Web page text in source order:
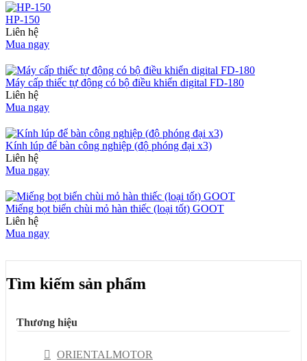
HP-150
Liên hệ
Mua ngay
Máy cấp thiếc tự động có bộ điều khiển digital FD-180
Liên hệ
Mua ngay
Kính lúp để bàn công nghiệp (độ phóng đại x3)
Liên hệ
Mua ngay
Miếng bọt biển chùi mỏ hàn thiếc (loại tốt) GOOT
Liên hệ
Mua ngay
Tìm kiếm sản phẩm
Thương hiệu
ORIENTALMOTOR